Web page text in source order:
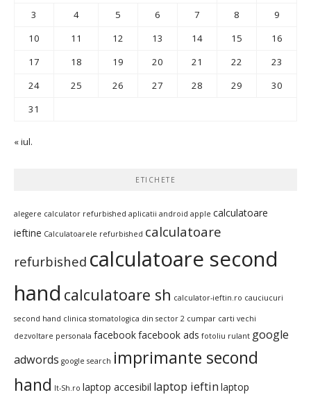
3
4 5 6 7 8
9
10
11 12 13 14 15
16
17
18 19 20 21 22
23
24
25 26 27 28 29
30
31
« iul.
ETICHETE
alegere calculator refurbished aplicatii android apple calculatoare
ieftine Calculatoarele refurbished calculatoare
refurbished calculatoare second
hand calculatoare sh calculator-ieftin.ro cauciucuri
second hand clinica stomatologica din sector 2 cumpar carti vechi
dezvoltare personala facebookfacebook ads fotoliu rulant google
adwords google search imprimante second
hand It-Sh.ro laptop accesibil laptop ieftin laptop